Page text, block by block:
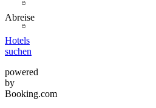
Abreise
Hotels
suchen
powered
by
Booking.com